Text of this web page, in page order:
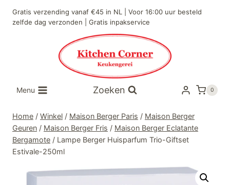
naar
Gratis verzending vanaf €45 in NL | Voor 16:00 uur besteld
zelfde dag verzonden | Gratis inpakservice
Menu Zoeken 0
Home / Winkel / Maison Berger Paris / Maison Berger
Geuren / Maison Berger Fris / Maison Berger Eclatante
Bergamote / Lampe Berger Huisparfum Trio-Giftset
Estivale-250ml